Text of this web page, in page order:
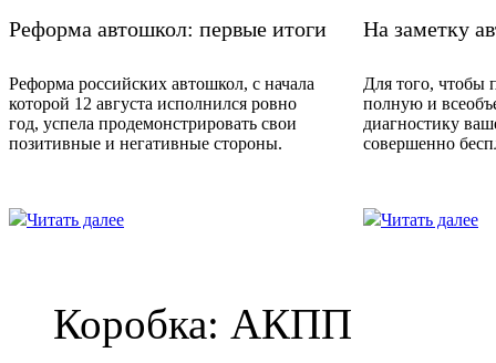
Реформа автошкол: первые итоги
Реформа российских автошкол, с начала
которой 12 августа исполнился ровно
год, успела продемонстрировать свои
позитивные и негативные стороны.
Читать далее
На заметку
Для того, чтобы
полную и
диагностику
совершенно
Читать далее
Коробка: АКПП